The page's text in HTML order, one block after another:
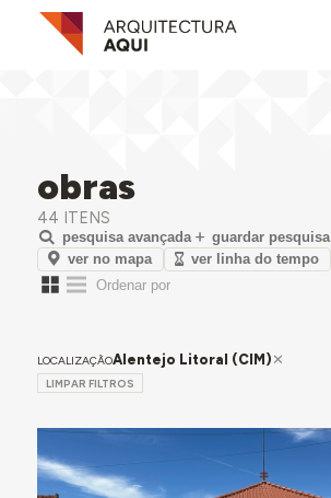
obras
44 ITENS
pesquisa avançada
guardar pesquisa
ver no mapa
ver linha do tempo
LOCALIZAÇÃOAlentejo Litoral (CIM)
LIMPAR FILTROS